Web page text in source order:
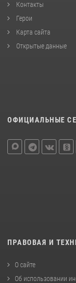
Контакты
Герои
Карта сайта
Открытые данные
ОФИЦИАЛЬНЫЕ
ПРАВОВАЯ И
О сайте
Об использовании